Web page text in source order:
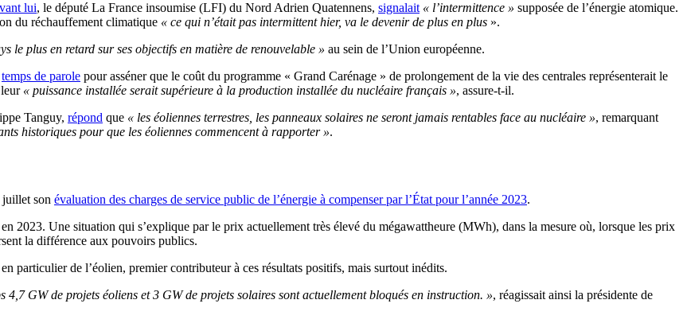
lui, le député La France insoumise (LFI) du Nord Adrien Quatennens, signalait « l’intermittence » supposée de l’énergie atomique.
du réchauffement climatique « ce qui n’était pas intermittent hier, va le devenir de plus en plus ».
le plus en retard sur ses objectifs en matière de renouvelable » au sein de l’Union européenne.
temps de parole pour asséner que le coût du programme « Grand Carénage » de prolongement de la vie des centrales représenterait le
« puissance installée serait supérieure à la production installée du nucléaire français », assure-t-il.
Tanguy, répond que « les éoliennes terrestres, les panneaux solaires ne seront jamais rentables face au nucléaire », remarquant
historiques pour que les éoliennes commencent à rapporter ».
juillet son évaluation des charges de service public de l’énergie à compenser par l’État pour l’année 2023.
2023. Une situation qui s’explique par le prix actuellement très élevé du mégawattheure (MWh), dans la mesure où, lorsque les prix
la différence aux pouvoirs publics.
particulier de l’éolien, premier contributeur à ces résultats positifs, mais surtout inédits.
GW de projets éoliens et 3 GW de projets solaires sont actuellement bloqués en instruction. », réagissait ainsi la présidente de